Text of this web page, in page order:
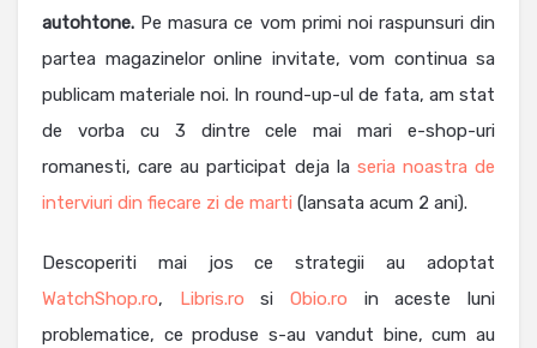
autohtone. Pe masura ce vom primi noi raspunsuri din
partea magazinelor online invitate, vom continua sa
publicam materiale noi. In round-up-ul de fata, am stat
de vorba cu 3 dintre cele mai mari e-shop-uri
romanesti, care au participat deja la seria noastra de
interviuri din fiecare zi de marti (lansata acum 2 ani).
Descoperiti mai jos ce strategii au adoptat
WatchShop.ro, Libris.ro siObio.ro in aceste luni
problematice, ce produse s-au vandut bine, cum au